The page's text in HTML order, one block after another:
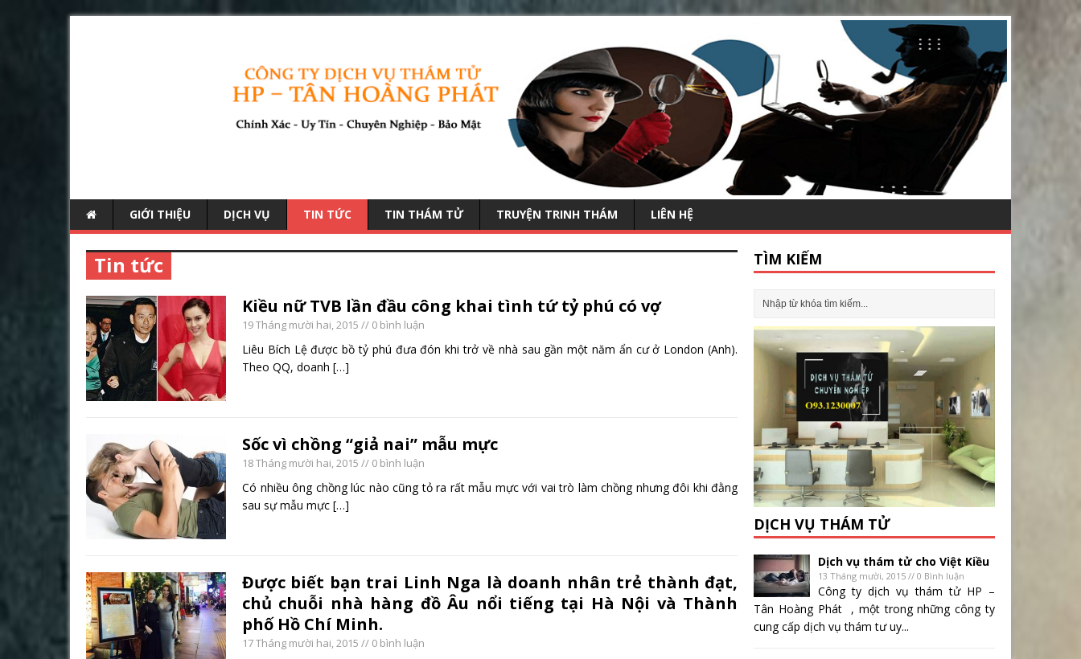
GIỚI THIỆU DỊCH VỤ TIN TỨC TIN THÁM TỬ TRUYỆN TRINH THÁM LIÊN HỆ
Tin tức
Kiều nữ TVB lần đầu công khai tình tứ tỷ phú có vợ
19 Tháng mười hai, 2015 // 0 bình luận
Liêu Bích Lệ được bồ tỷ phú đưa đón khi trở về nhà sau gần một năm ẩn cư ở London (Anh).
Theo QQ, doanh […]
Sốc vì chồng “giả nai” mẫu mực
18 Tháng mười hai, 2015 // 0 bình luận
Có nhiều ông chồng lúc nào cũng tỏ ra rất mẫu mực với vai trò làm chồng nhưng đôi khi đằng
sau sự mẫu mực […]
Được biết bạn trai Linh Nga là doanh nhân trẻ thành đạt,
chủ chuỗi nhà hàng đồ Âu nổi tiếng tại Hà Nội và Thành
phố Hồ Chí Minh.
17 Tháng mười hai, 2015 // 0 bình luận
TÌM KIẾM
DỊCH VỤ THÁM TỬ
Dịch vụ thám tử cho Việt Kiều
13 Tháng mười, 2015 // 0 Bình luận
Công ty dịch vụ thám tử HP –
Tân Hoàng Phát , một trong những công ty
cung cấp dịch vụ thám tư uy...